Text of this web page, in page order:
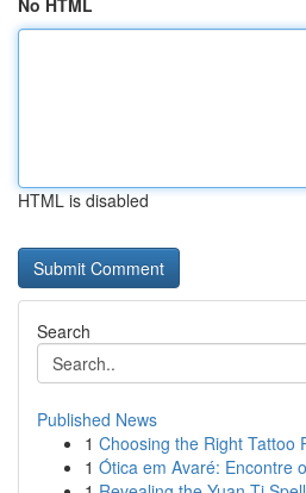
No HTML
HTML is disabled
Search
Published News
1 Choosing the Right Tattoo
1 Ótica em Avaré: Encontre